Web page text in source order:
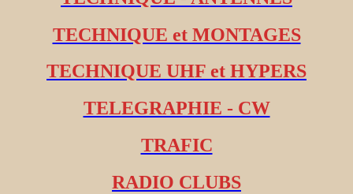
TECHNIQUE et MONTAGES
TECHNIQUE UHF et HYPERS
TELEGRAPHIE - CW
TRAFIC
RADIO CLUBS